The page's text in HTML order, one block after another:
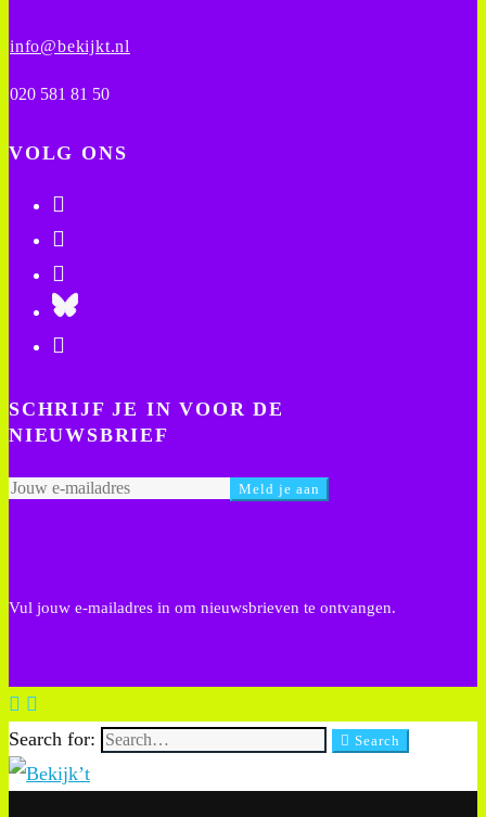
info@bekijkt.nl
020 581 81 50
VOLG ONS
SCHRIJF JE IN VOOR DE
NIEUWSBRIEF
Vul jouw e-mailadres in om nieuwsbrieven te ontvangen.
Search for: Search